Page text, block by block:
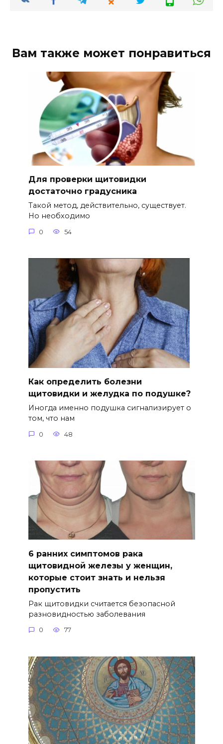
Вам также может понравиться
Для проверки щитовидки
достаточно градусника
Такой метод, действительно, существует.
Но необходимо
0 54
Как определить болезни
щитовидки и желудка по подушке?
Иногда именно подушка сигнализирует о
том, что нам
0 48
6 ранних симптомов рака
щитовидной железы у женщин,
которые стоит знать и нельзя
пропустить
Рак щитовидки считается безопасной
разновидностью заболевания
0 77